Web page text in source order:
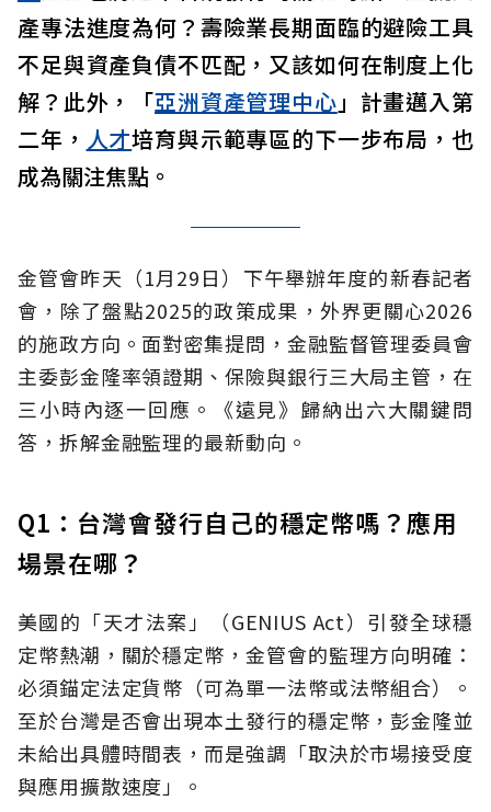
產專法進度為何？壽險業長期面臨的避險工具
不足與資產負債不匹配，又該如何在制度上化
解？此外，「亞洲資產管理中心 」計畫邁入第
二年， 人才培育與示範專區的下一步布局，也
成為關注焦點。
金管會昨天（1月29日）下午舉辦年度的新春記者
會，除了盤點2025的政策成果，外界更關心2026
的施政方向。面對密集提問，金融監督管理委員會
主委彭金隆率領證期、保險與銀行三大局主管，在
三小時內逐一回應。《遠見》歸納出六大關鍵問
答，拆解金融監理的最新動向。
Q1：台灣會發行自己的穩定幣嗎？應用
場景在哪？
美國的「天才法案」（GENIUS Act）引發全球穩
定幣熱潮，關於穩定幣，金管會的監理方向明確：
必須錨定法定貨幣（可為單一法幣或法幣組合）。
至於台灣是否會出現本土發行的穩定幣，彭金隆並
未給出具體時間表，而是強調「取決於市場接受度
與應用擴散速度」。